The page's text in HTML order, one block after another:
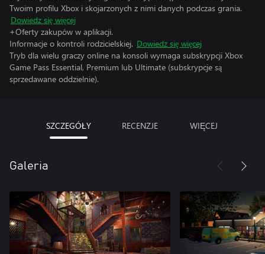
Twoim profilu Xbox i skojarzonych z nimi danych podczas grania.
Dowiedz się więcej
+Oferty zakupów w aplikacji.
Informacje o kontroli rodzicielskiej. Dowiedz się więcej
Tryb dla wielu graczy online na konsoli wymaga subskrypcji Xbox
Game Pass Essential, Premium lub Ultimate (subskrypcje są
sprzedawane oddzielnie).
SZCZEGÓŁY RECENZJE WIĘCEJ
Galeria